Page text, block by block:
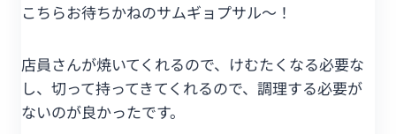
こちらお待ちかねのサムギョプサル～！
店員さんが焼いてくれるので、けむたくなる必要な
し、切って持ってきてくれるので、調理する必要が
ないのが良かったです。